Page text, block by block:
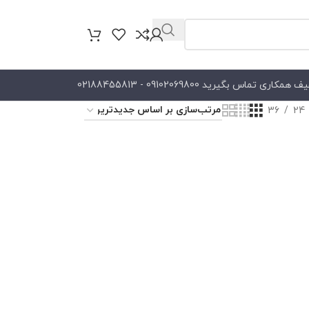
تماس بگیرید 09102069800 - 02188455813
24
36